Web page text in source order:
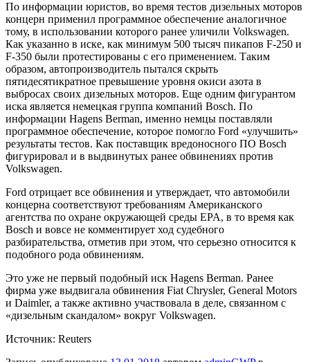
По информации юристов, во время тестов дизельных моторов
концерн применил программное обеспечение аналогичное
тому, в использовании которого ранее уличили Volkswagen.
Как указанно в иске, как минимум 500 тысяч пикапов F-250 и
F-350 были протестированы с его применением. Таким
образом, автопроизводитель пытался скрыть
пятидесятикратное превышение уровня окиси азота в
выбросах своих дизельных моторов. Еще одним фигурантом
иска является немецкая группа компаний Bosch. По
информации Hagens Berman, именно немцы поставляли
программное обеспечение, которое помогло Ford «улучшить»
результаты тестов. Как поставщик вредоносного ПО Bosch
фигурировал и в выдвинутых ранее обвинениях против
Volkswagen.
Ford отрицает все обвинения и утверждает, что автомобили
концерна соответствуют требованиям Американского
агентства по охране окружающей среды EPA, в то время как
Bosch и вовсе не комментирует ход судебного
разбирательства, отметив при этом, что серьезно относится к
подобного рода обвинениям.
Это уже не первый подобный иск Hagens Berman. Ранее
фирма уже выдвигала обвинения Fiat Chrysler, General Motors
и Daimler, а также активно участвовала в деле, связанном с
«дизельным скандалом» вокруг Volkswagen.
Источник: Reuters